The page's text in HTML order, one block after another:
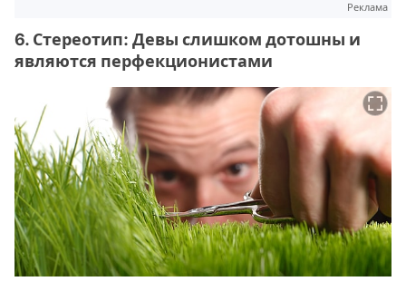
Реклама
6. Стереотип: Девы слишком дотошны и
являются перфекционистами